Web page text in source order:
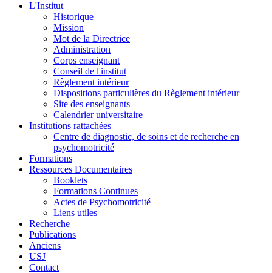
L'Institut
Historique
Mission
Mot de la Directrice
Administration
Corps enseignant
Conseil de l'institut
Règlement intérieur
Dispositions particulières du Règlement intérieur
Site des enseignants
Calendrier universitaire
Institutions rattachées
Centre de diagnostic, de soins et de recherche en
psychomotricité
Formations
Ressources Documentaires
Booklets
Formations Continues
Actes de Psychomotricité
Liens utiles
Recherche
Publications
Anciens
USJ
Contact